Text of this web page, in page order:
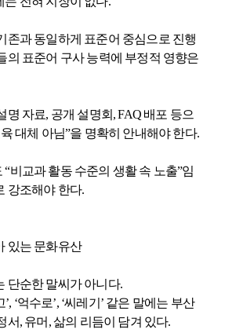
존과 동일하게 표준어 중심으로 진행
의 표준어 구사 능력에 부정적 영향은
명 자료, 공개 설명회, FAQ 배포 등으
대체 아님”을 명확히 안내해야 한다.
“비교과 활동 수준의 생활 속 노출”임
강조해야 한다.
있는 문화유산
단순한 말씨가 아니다.
’, ‘억수로’, ‘씨레기’ 같은 말에는 부산
서, 유머, 삶의 리듬이 담겨 있다.